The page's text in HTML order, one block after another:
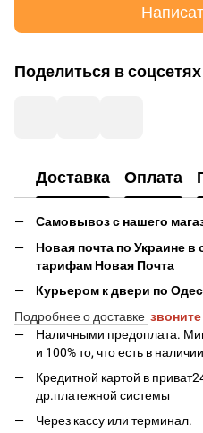
Поделиться в соцсетях
Доставка Оплата
Самовывоз с нашего
Новая почта по Украине
тарифам Новая Почта
Курьером к двери по
Подробнее о доставке звоните
Наличными предоплата.
и 100% то, что есть в
Кредитной картой в
др.платежной системы
Через кассу или терминал.